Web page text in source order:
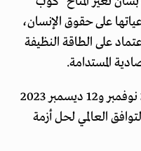
على حقوق الإنسان،
على الطاقة النظيفة
المستدامة.
وبدأت فعاليات المؤتمر الدولي بين 30 نوفمبر و12 ديسمبر 2023
العالمي لحل أزمة